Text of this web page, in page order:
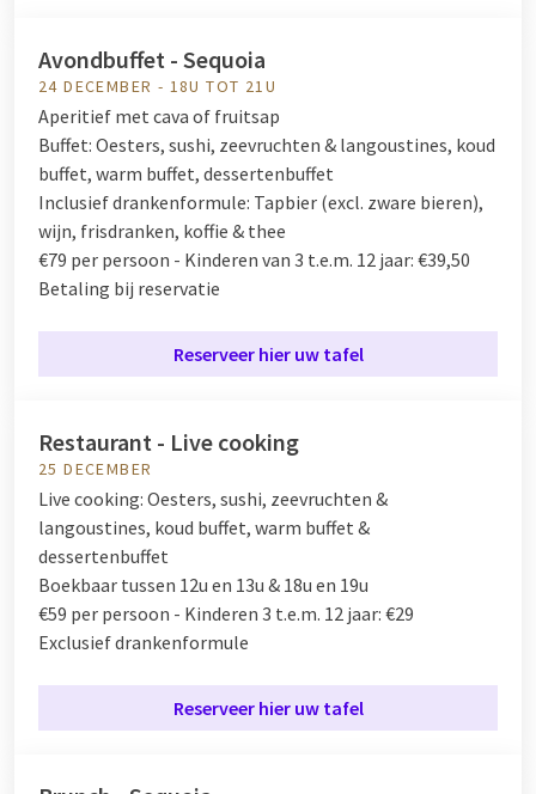
Avondbuffet - Sequoia
24 DECEMBER - 18U TOT 21U
Aperitief met cava of fruitsap
Buffet: Oesters, sushi, zeevruchten & langoustines, koud
buffet, warm buffet, dessertenbuffet
Inclusief drankenformule: Tapbier (excl. zware bieren),
wijn, frisdranken, koffie & thee
€79 per persoon - Kinderen van 3 t.e.m. 12 jaar: €39,50
Betaling bij reservatie
Reserveer hier uw tafel
Restaurant - Live cooking
25 DECEMBER
Live cooking: Oesters, sushi, zeevruchten &
langoustines, koud buffet, warm buffet &
dessertenbuffet
Boekbaar tussen 12u en 13u & 18u en 19u
€59 per persoon - Kinderen 3 t.e.m. 12 jaar: €29
Exclusief drankenformule
Reserveer hier uw tafel